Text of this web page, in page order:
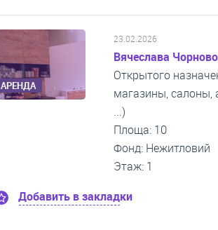
АРЕНДА
23.02.2026
Вячеслава
Открытого
магазины, салоны,
...)
Площа: 10
Фонд: Нежитловий
Этаж: 1
Добавить в закладки